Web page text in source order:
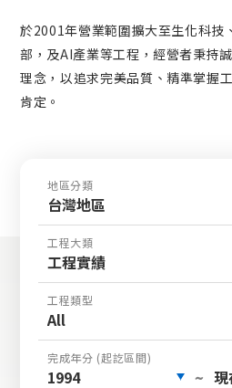
於2001年營業範圍擴大至生化科技
部，及AI產業等工程，經營者秉持
理念，以追求完美品質、精準掌握
肯定。
地區分類
台灣地區
工程大類
工程實績
工程類型
All
完成年分 (起訖區間)
1994 ~